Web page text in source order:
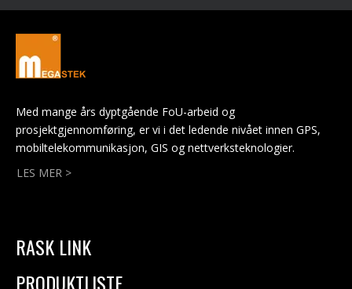
Med mange års dyptgående FoU-arbeid og
prosjektgjennomføring, er vi i det ledende nivået innen GPS,
mobiltelekommunikasjon, GIS og nettverksteknologier.
LES MER >
RASK LINK
PRODUKTLISTE